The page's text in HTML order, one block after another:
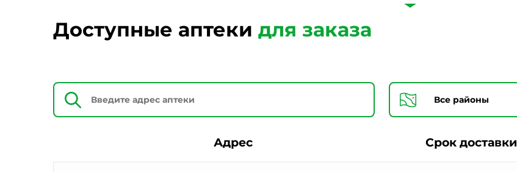
Доступные аптеки для заказа
Адрес Срок доставки
Согласии на обработку персональных данных *